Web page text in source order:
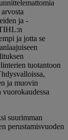
ja -
ja jotta se
tuotantoon
ja muovin
suurimman
perustamisvuoden